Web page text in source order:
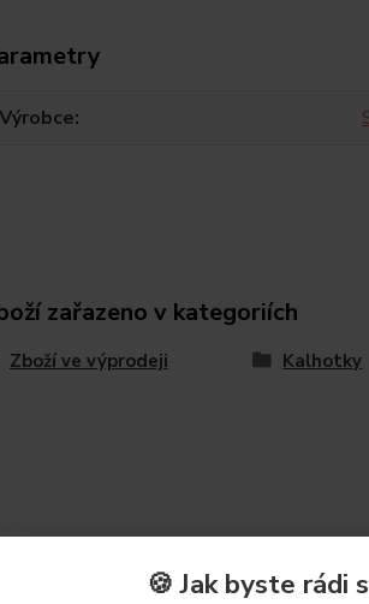
Výrobce
zařazeno v kategoriích
Zboží ve výprodeji Kalhotky
🍪 Jak byste rádi